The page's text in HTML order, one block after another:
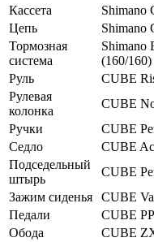
Кассета
Shimano
Цепь
Shimano
Тормозная
система
Shimano
(160/160)
Руль
CUBE
Рулевая
колонка
CUBE
Ручки
CUBE
Седло
CUBE
Подседельный
штырь
CUBE
Зажим сиденья
CUBE
Педали
CUBE
Обода
CUBE